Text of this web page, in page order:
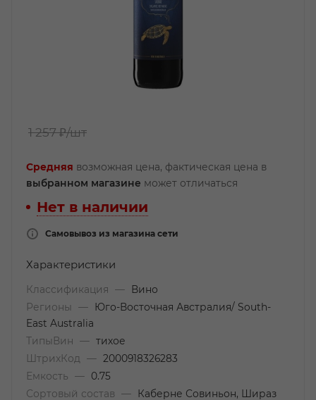
1 257 ₽/шт
Средняя возможная цена, фактическая цена в
выбранном магазине может отличаться
Нет в наличии
Самовывоз из магазина сети
Характеристики
Классификация —
Вино
Регионы
—
Юго-Восточная Австралия/ South-
East Australia
ТипыВин
— тихое
ШтрихКод
— 2000918326283
Емкость
—
0.75
Сортовый состав
— Каберне Совиньон, Шираз